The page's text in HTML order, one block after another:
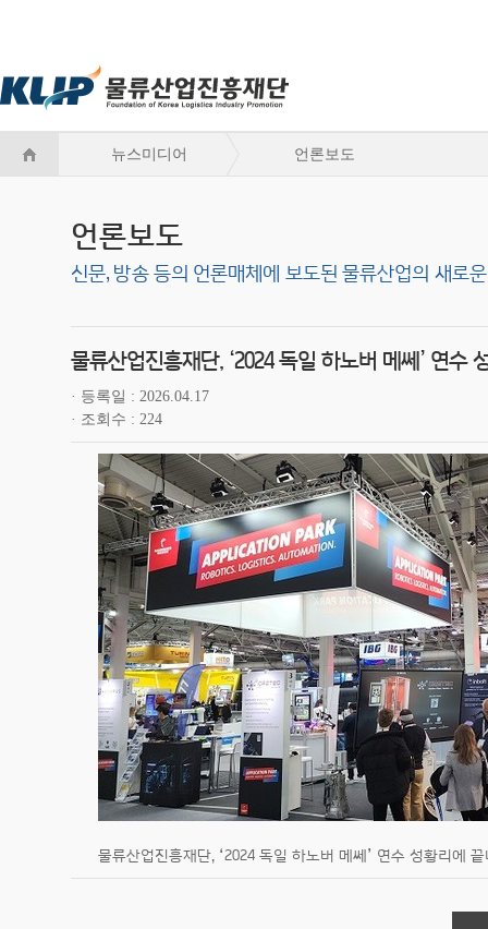
뉴스미디어 언론보도
언론보도
신문, 방송 등의 언론매체에 보도된 물류산업의 새로
물류산업진흥재단, ‘2024 독일 하노버 메쎄’ 연수
등록일
2026.04.17
조회수
224
물류산업진흥재단, ‘2024 독일 하노버 메쎄’ 연수 성황리에